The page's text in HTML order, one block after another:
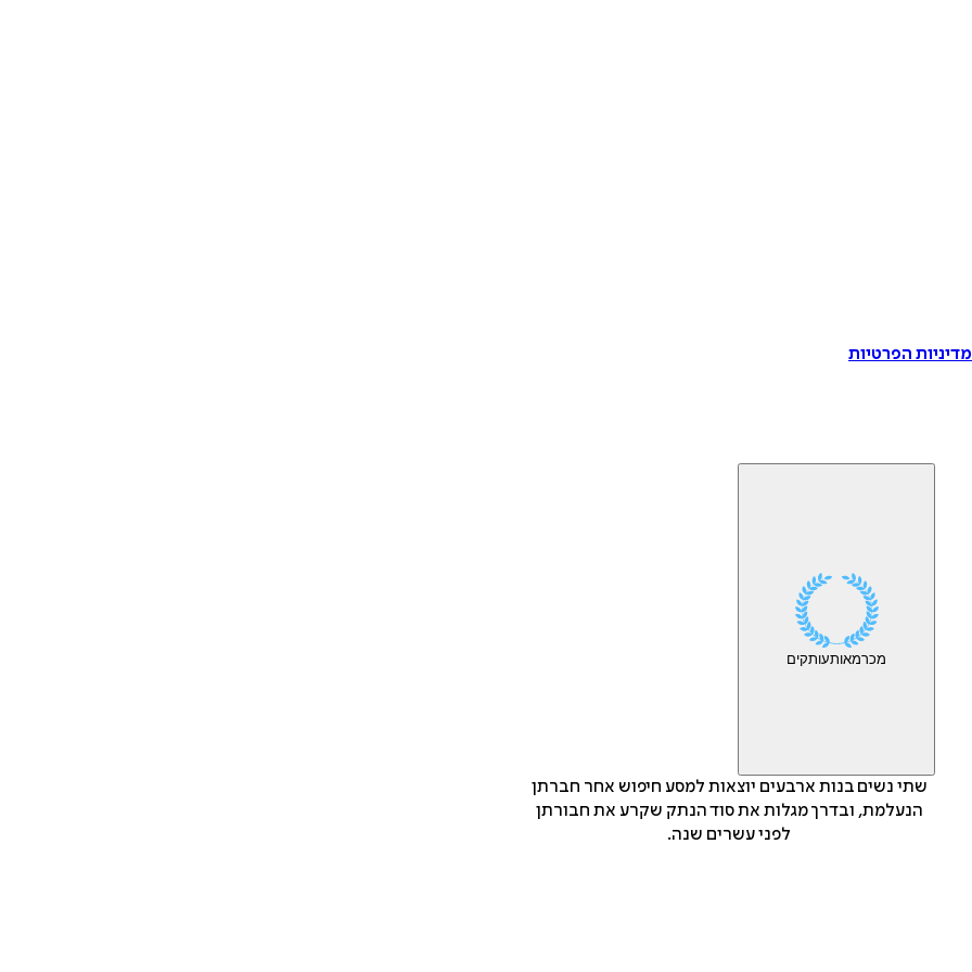
הפרטיות
מכרמאותעותקים
שתי נשים בנות ארבעים יוצאות למסע חיפוש אחר חברתן
הנעלמת, ובדרך מגלות את סוד הנתק שקרע את חבורתן
לפני עשרים שנה.